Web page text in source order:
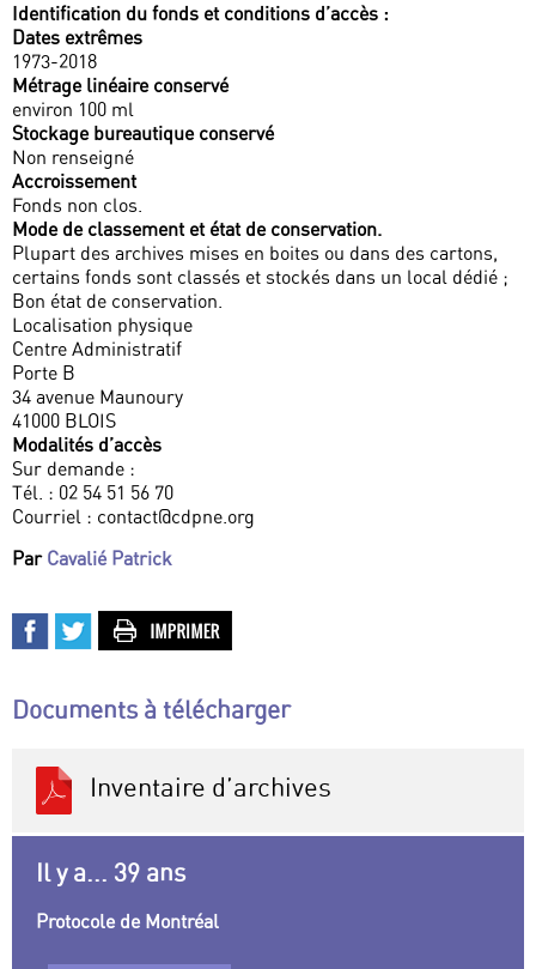
Identification du fonds et conditions d’accès :
Dates extrêmes
1973-2018
Métrage linéaire conservé
environ 100 ml
Stockage bureautique conservé
Non renseigné
Accroissement
Fonds non clos.
Mode de classement et état de conservation.
Plupart des archives mises en boites ou dans des cartons,
certains fonds sont classés et stockés dans un local dédié ;
Bon état de conservation.
Localisation physique
Centre Administratif
Porte B
34 avenue Maunoury
41000 BLOIS
Modalités d’accès
Sur demande :
Tél. : 02 54 51 56 70
Courriel : contact@cdpne.org
Par Cavalié Patrick
Documents à télécharger
Inventaire d’archives
Il y a... 39 ans
Protocole de Montréal